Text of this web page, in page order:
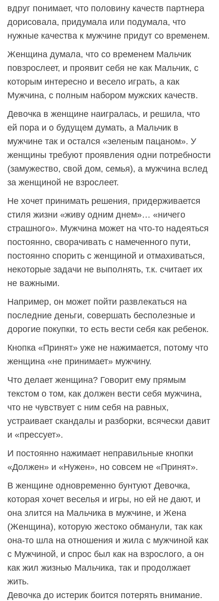
вдруг понимает, что половину качеств партнера
дорисовала, придумала или подумала, что
нужные качества к мужчине придут со временем.
Женщина думала, что со временем Мальчик
повзрослеет, и проявит себя не как Мальчик, с
которым интересно и весело играть, а как
Мужчина, с полным набором мужских качеств.
Девочка в женщине наигралась, и решила, что
ей пора и о будущем думать, а Мальчик в
мужчине так и остался «зеленым пацаном». У
женщины требуют проявления одни потребности
(замужество, свой дом, семья), а мужчина вслед
за женщиной не взрослеет.
Не хочет принимать решения, придерживается
стиля жизни «живу одним днем»… «ничего
страшного». Мужчина может на что-то надеяться
постоянно, сворачивать с намеченного пути,
постоянно спорить с женщиной и отмахиваться,
некоторые задачи не выполнять, т.к. считает их
не важными.
Например, он может пойти развлекаться на
последние деньги, совершать бесполезные и
дорогие покупки, то есть вести себя как ребенок.
Кнопка «Принят» уже не нажимается, потому что
женщина «не принимает» мужчину.
Что делает женщина? Говорит ему прямым
текстом о том, как должен вести себя мужчина,
что не чувствует с ним себя на равных,
устраивает скандалы и разборки, всячески давит
и «прессует».
И постоянно нажимает неправильные кнопки
«Должен» и «Нужен», но совсем не «Принят».
В женщине одновременно бунтуют Девочка,
которая хочет веселья и игры, но ей не дают, и
она злится на Мальчика в мужчине, и Жена
(Женщина), которую жестоко обманули, так как
она-то шла на отношения и жила с мужчиной как
с Мужчиной, и спрос был как на взрослого, а он
как жил жизнью Мальчика, так и продолжает
жить.
Девочка до истерик боится потерять внимание.